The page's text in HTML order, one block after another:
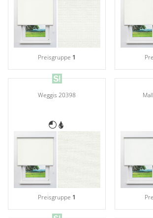
Preisgruppe 1
Weggis 20398
Preisgruppe 1